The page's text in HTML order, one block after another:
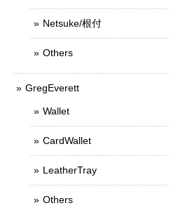
Netsuke/根付
Others
GregEverett
Wallet
CardWallet
LeatherTray
Others